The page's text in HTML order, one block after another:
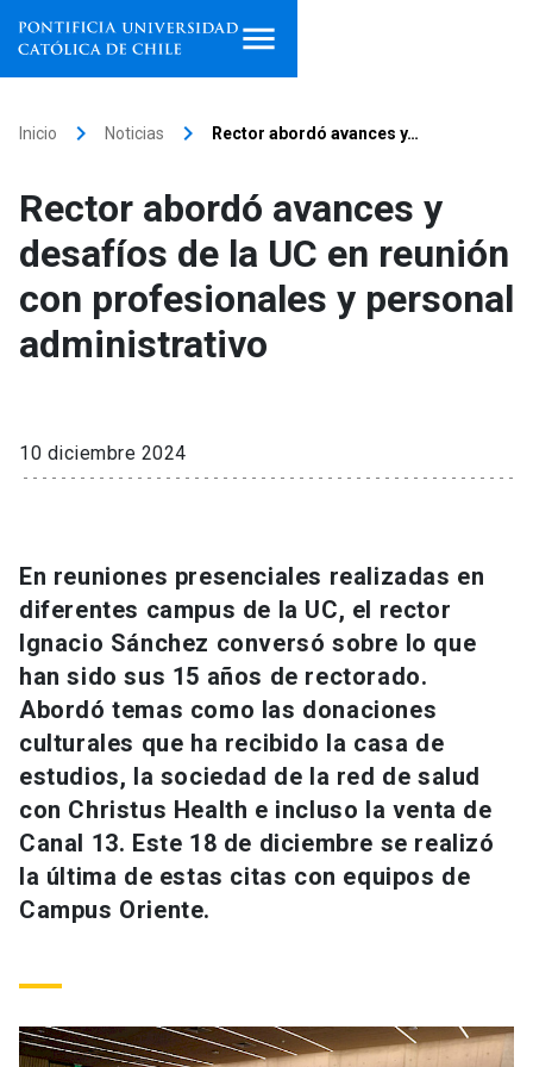
Facultades, escuelas e
institutos
Investigación
Información para keyboard_arrow_down
Futuros estudiantes
Estudiantes
Académicos
Personal
Alumni
Go to english site launch
ACCESOS DIRECTOS
Admisión
Correo UC launch
Medios
Donaciones launch
Inicio keyboard_arrow_right Noticias keyboard_arrow_right Rector abordó avances y…
Rector abordó avances y
desafíos de la UC en reunión
con profesionales y personal
administrativo
10 diciembre 2024
En reuniones presenciales realizadas en
diferentes campus de la UC, el rector
Ignacio Sánchez conversó sobre lo que
han sido sus 15 años de rectorado.
Abordó temas como las donaciones
culturales que ha recibido la casa de
estudios, la sociedad de la red de salud
con Christus Health e incluso la venta de
Canal 13. Este 18 de diciembre se realizó
la última de estas citas con equipos de
Campus Oriente.